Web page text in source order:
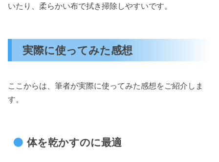
いたり、柔らかい布で拭き掃除しやすいです。
実際に使ってみた感想
ここからは、筆者が実際に使ってみた感想をご紹介しま
す。
体を乾かすのに最適